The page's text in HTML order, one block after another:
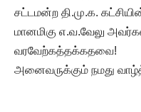
சட்டமன்ற தி.மு.க.
மானமிகு எ.வ.வேலு
வரவேற்கத்தக்கதவை!
அனைவருக்கும் நமது